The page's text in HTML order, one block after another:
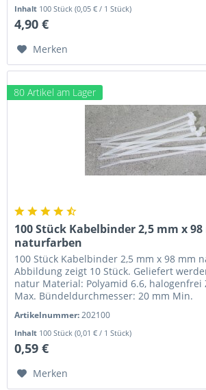
Inhalt 100 Stück(0,05 € / 1 Stück)
4,90 €
Merken
80 Artikel am Lager
100 Stück Kabelbinder 2,5 mm x
naturfarben
100 Stück Kabelbinder 2,5 mm x 98 mm
Abbildung zeigt 10 Stück. Geliefert
natur Material: Polyamid 6.6, halogenfrei
Max. Bündeldurchmesser: 20 mm Min.
Artikelnummer:202100
Inhalt 100 Stück(0,01 € / 1 Stück)
0,59 €
Merken